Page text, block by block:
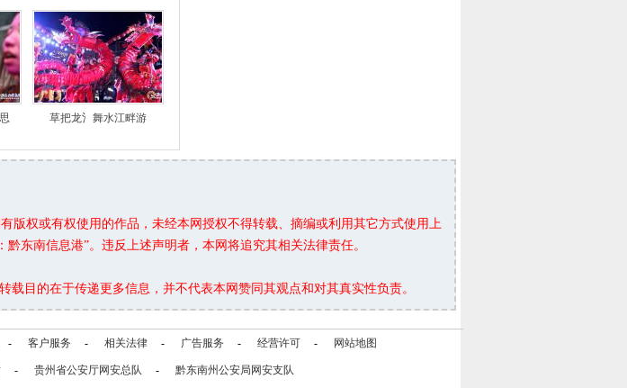
草把龙氵舞水江畔游
版权或有权使用的作品，未经本网授权不得转载、摘编或利用其它方式使用上
东南信息港”。违反上述声明者，本网将追究其相关法律责任。
目的在于传递更多信息，并不代表本网赞同其观点和对其真实性负责。
- 客户服务 - 相关法律 - 广告服务 - 经营许可 - 网站地图
- 贵州省公安厅网安总队 - 黔东南州公安局网安支队